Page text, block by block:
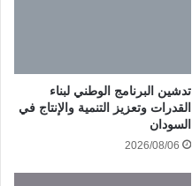
تدشين البرنامج الوطني لبناء
القدرات وتعزيز التنمية والإنتاج في
السودان
2026/08/06